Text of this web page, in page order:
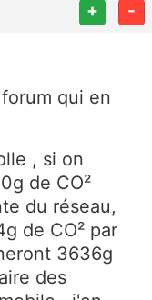
+ -
qui en
, si on
de CO²
du réseau,
de CO² par
3636g
des